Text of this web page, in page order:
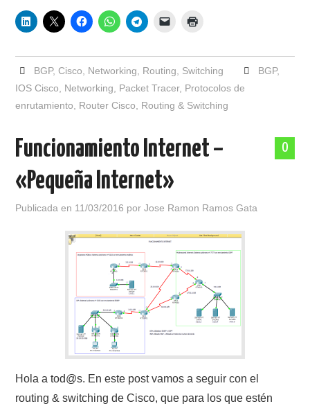
BGP, Cisco Networking Routing Switching BGP,
IOS Cisco
Networking Packet Tracer, Protocolos de
enrutamiento
Router Cisco Routing & Switching
0
Funcionamiento Internet –
«Pequeña Internet»
Publicada en 11/03/2016 porJose Ramon Ramos Gata
Hola a tod@s. En este post vamos a seguir con el
routing & switching de Cisco, que para los que estén